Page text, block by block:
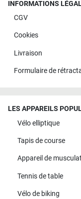
INFORMATIONS
CGV
Cookies
Livraison
Formulaire de
LES APPAREILS
Vélo elliptique
Tapis de course
Appareil de
Tennis de table
Vélo de biking